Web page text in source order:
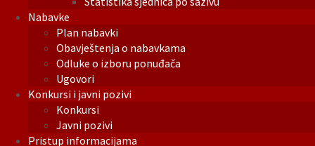
Nabavke
Plan nabavki
Obavještenja o nabavkama
Odluke o izboru ponuđača
Ugovori
Konkursi i javni pozivi
Konkursi
Javni pozivi
Pristup informacijama